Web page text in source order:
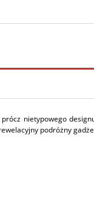
nietypowego
podróżny